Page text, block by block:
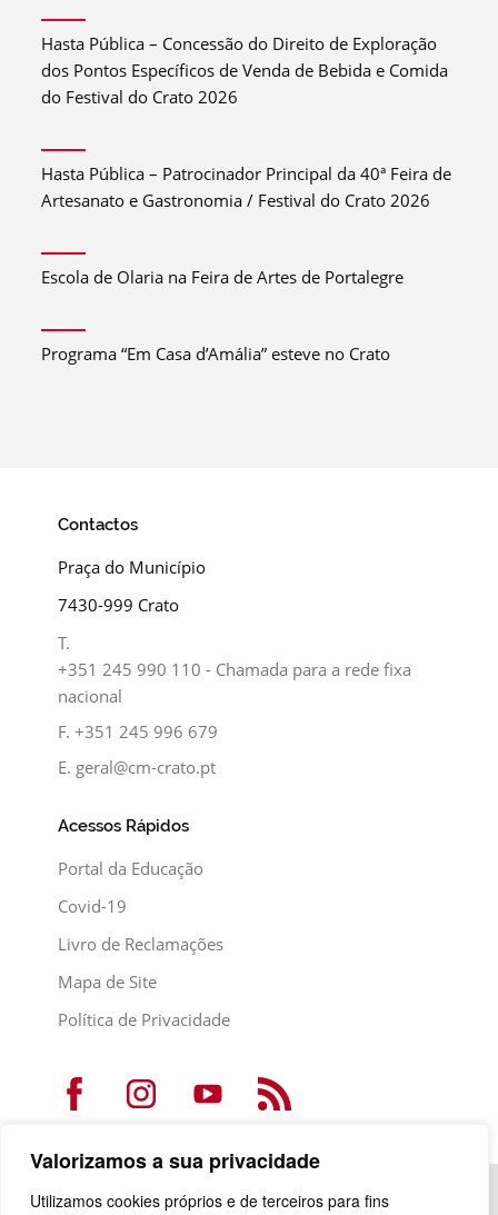
Valorizamos a sua privacidade
Utilizamos cookies próprios e de terceiros para fins
Hasta Pública – Concessão do Direito de Exploração
dos Pontos Específicos de Venda de Bebida e Comida
do Festival do Crato 2026
Hasta Pública – Patrocinador Principal da 40ª Feira de
Artesanato e Gastronomia / Festival do Crato 2026
Escola de Olaria na Feira de Artes de Portalegre
Programa “Em Casa d’Amália” esteve no Crato
Contactos
Praça do Município
7430-999 Crato
T.
+351 245 990 110 - Chamada para a rede fixa
nacional
F.+351 245 996 679
E. geral@cm-crato.pt
Acessos Rápidos
Portal da Educação
Covid-19
Livro de Reclamações
Mapa de Site
Política de Privacidade